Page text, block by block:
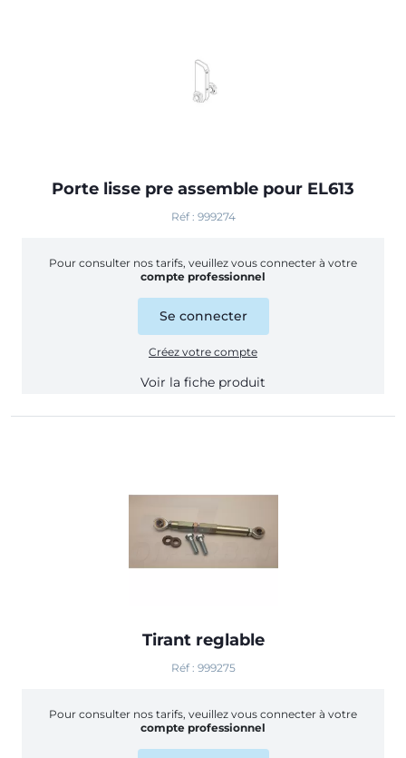
Porte lisse pre assemble pour EL613
Réf : 999274
Pour consulter nos tarifs, veuillez vous connecter à votre
compte professionnel
Se connecter
Créez votre compte
Voir la fiche produit
Tirant reglable
Réf : 999275
Pour consulter nos tarifs, veuillez vous connecter à votre
compte professionnel